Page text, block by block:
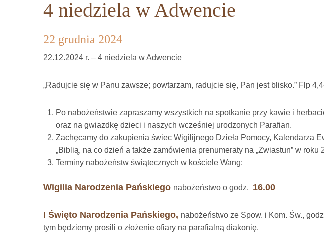
4 niedziela w Adwencie
22 grudnia 2024
22.12.2024 r. – 4 niedziela w Adwencie
„Radujcie się w Panu zawsze; powtarzam, radujcie się, Pan jest blisko.” Flp
Po nabożeństwie zapraszamy wszystkich na spotkanie przy kawie i
oraz na gwiazdkę dzieci i naszych wcześniej urodzonych Parafian.
Zachęcamy do zakupienia świec Wigilijnego Dzieła Pomocy, Kalendarza
„Biblią, na co dzień a także zamówienia prenumeraty na „Zwiastun” w roku
Terminy nabożeństw świątecznych w kościele Wang:
Wigilia Narodzenia Pańskiego nabożeństwo o godz. 16.00
I Święto Narodzenia Pańskiego, nabożeństwo ze Spow. i Kom. Św.,
tym będziemy prosili o złożenie ofiary na parafialną diakonię.